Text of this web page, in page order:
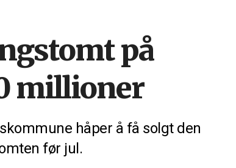
på
millioner
håper å få solgt den
før jul.